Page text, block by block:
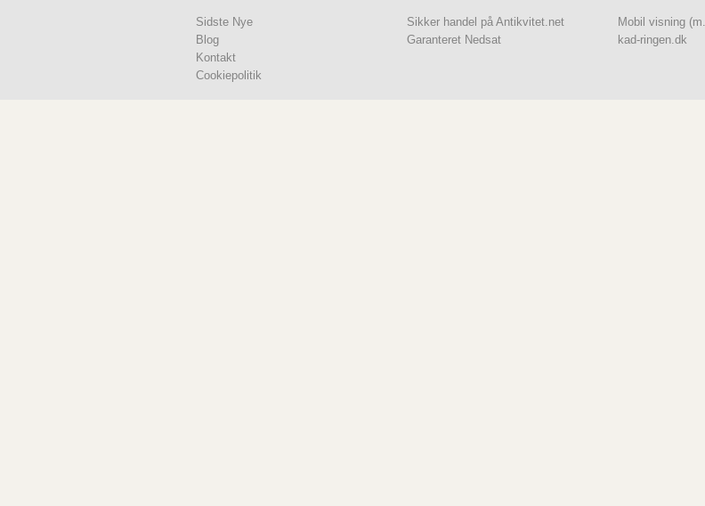
Sidste Nye
Blog
Kontakt
Cookiepolitik
Sikker handel på Antikvitet.net
Garanteret Nedsat
Mobil visning
kad-ringen.dk